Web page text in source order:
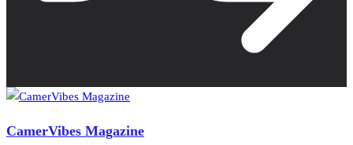
CamerVibes Magazine